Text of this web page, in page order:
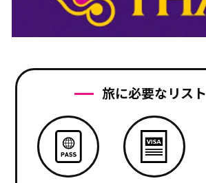
旅に必要なリスト